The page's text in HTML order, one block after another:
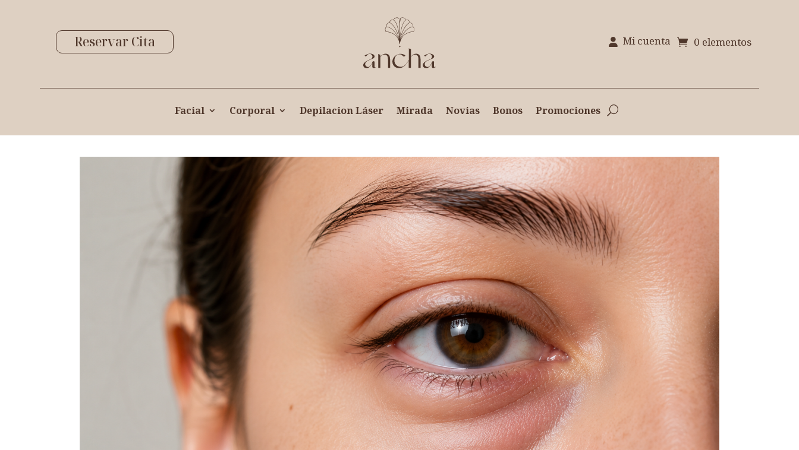
Reservar Cita Mi cuenta 0 elementos
Facial Corporal Depilacion Láser Mirada Novias Bonos Promociones